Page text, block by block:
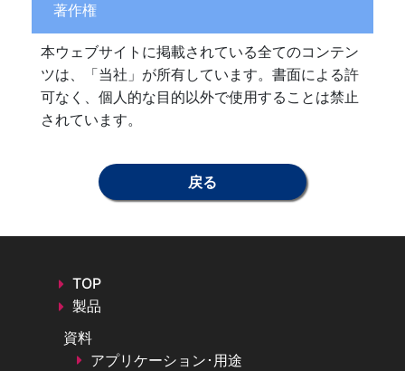
著作権
本ウェブサイトに掲載されている全てのコンテン
ツは、「当社」が所有しています。書面による許
可なく、個人的な目的以外で使用することは禁止
されています。
戻る
TOP
製品
資料
アプリケーション･用途